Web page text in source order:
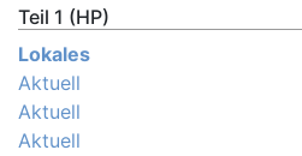
Teil 1 (HP)
Lokales
Aktuell
Aktuell
Aktuell